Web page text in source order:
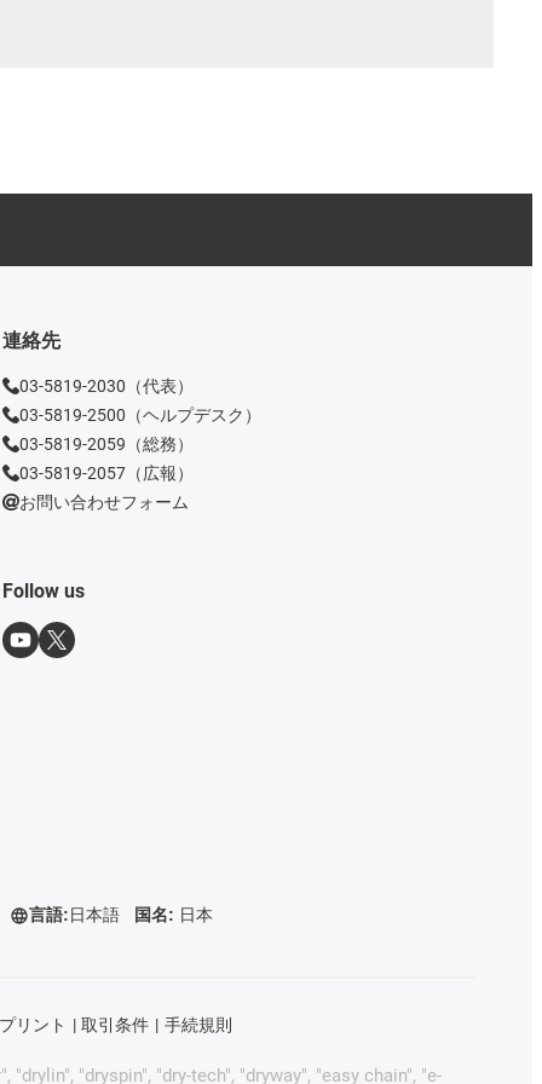
連絡先
03-5819-2030（代表）
03-5819-2500（ヘルプデスク）
03-5819-2059（総務）
03-5819-2057（広報）
お問い合わせフォーム
Follow us
言語:日本語 国名: 日本
リント 取引条件 手続規則
"dryspin", "dry-tech", "dryway", "easy chain", "e-